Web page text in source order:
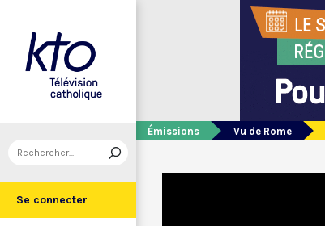
Se connecter
Émissions Vu de Rome